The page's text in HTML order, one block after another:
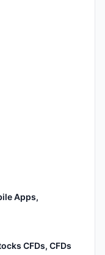
Apps,
CFDs, CFDs